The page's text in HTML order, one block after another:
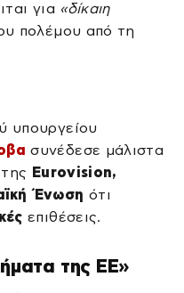
για «δίκαιη
πολέμου από τη
υπουργείου
συνέδεσε μάλιστα
Eurovision,
Ένωση ότι
επιθέσεις.
της ΕΕ»